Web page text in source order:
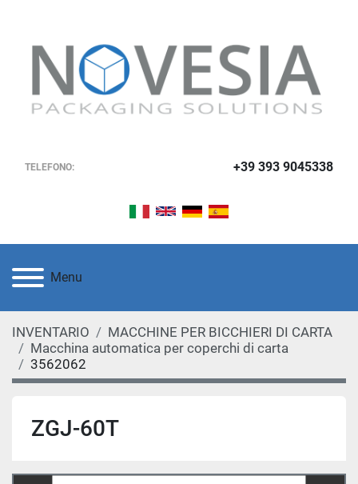
TELEFONO: +39 393 9045338
Menu
INVENTARIO
MACCHINE PER BICCHIERI DI CARTA
Macchina automatica per coperchi di carta
3562062
ZGJ-60T